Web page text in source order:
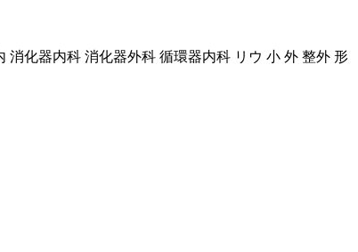
化器内科 消化器外科 循環器内科 リウ 小 外 整外 形